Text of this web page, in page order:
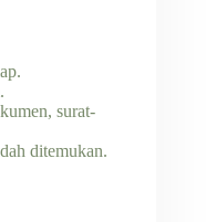
surat-
ditemukan.